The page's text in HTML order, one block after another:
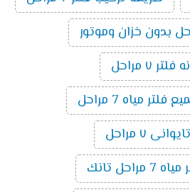
٧ مراحل
مياه 7 مراحل
٧ مراحل
تانك